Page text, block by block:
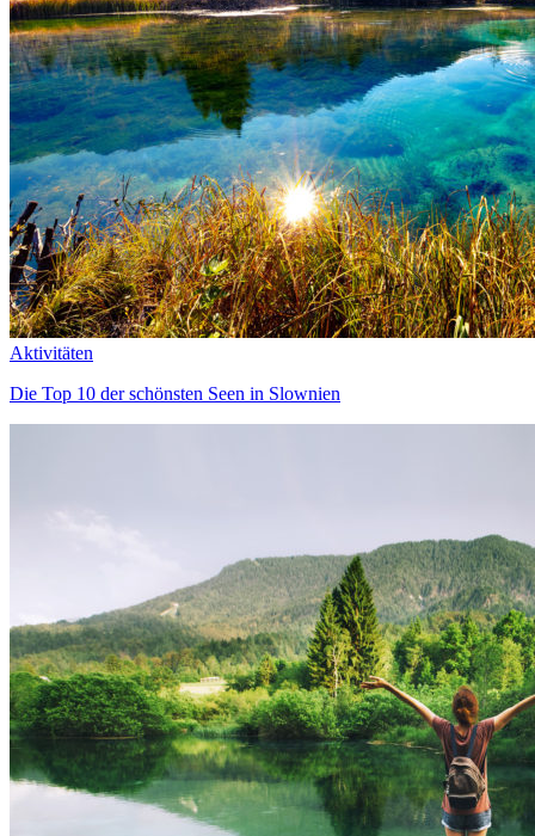
Aktivitäten
Die Top 10 der schönsten Seen in Slownien